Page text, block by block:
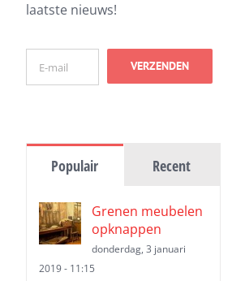
laatste nieuws!
Populair Recent
Grenen meubelen
opknappen
donderdag, 3 januari
2019 - 11:15